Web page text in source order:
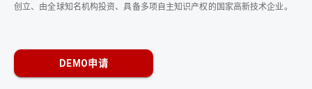
创立、由全球知名机构投资、具备多项自主知识产权的国家高新技术企业。
DEMO申请